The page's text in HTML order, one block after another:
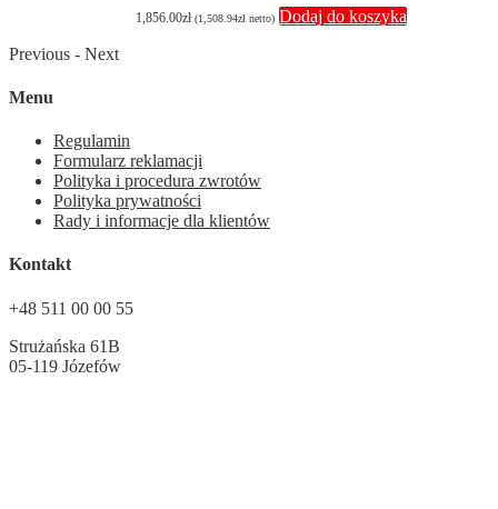
1,856.00zł (1,508.94zł netto) Dodaj do koszyka
Previous - Next
Menu
Regulamin
Formularz reklamacji
Polityka i procedura zwrotów
Polityka prywatności
Rady i informacje dla klientów
Kontakt
+48 511 00 00 55
Strużańska 61B
05-119 Józefów